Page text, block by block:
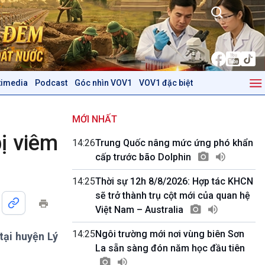
Podcast Góc nhìn VOV1 VOV1 đặc biệt
Trước giờ mở cửa
Dòng chảy Kinh tế
Tuyên chiến với gian lận
thương mại
Mùa vàng
Biển đảo Việt Nam
đảo
Tìm hiểu biển, đảo Việt
Nam
Podcast
Góc nhìn VOV1
Bình luận
viêm
huyện Lý
MỚI NHẤT
14:26Trung Quốc nâng mức ứng phó khẩn
cấp trước bão Dolphin
14:25Thời sự 12h 8/8/2026: Hợp tác KHCN
sẽ trở thành trụ cột mới của quan hệ
Việt Nam – Australia
14:25Ngôi trường mới nơi vùng biên Sơn
La sẵn sàng đón năm học đầu tiên